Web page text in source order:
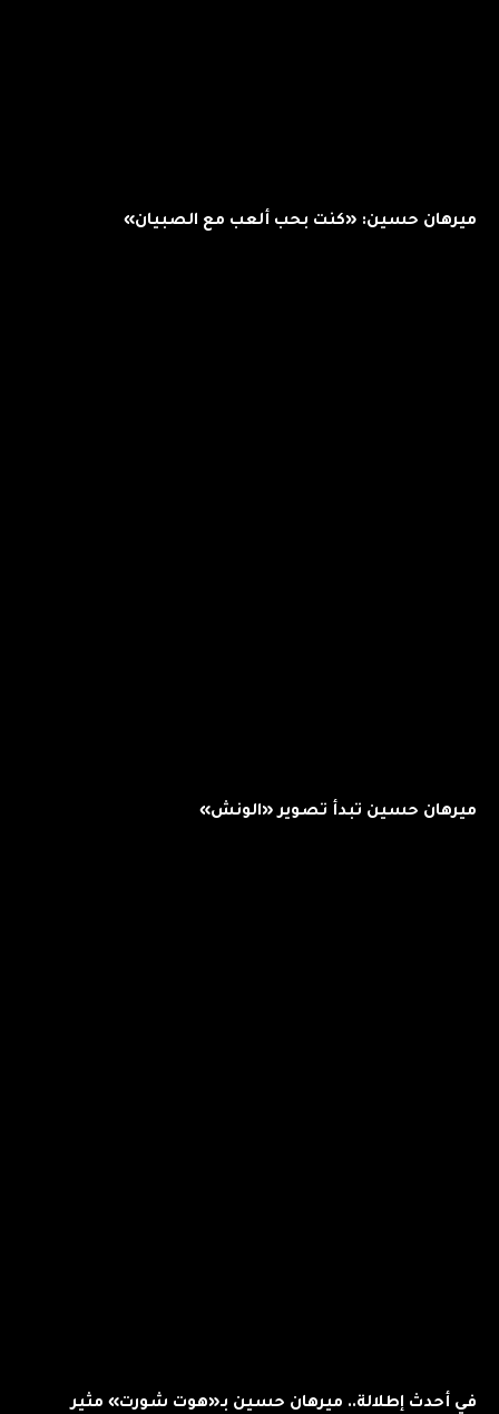
ميرهان حسين: «كنت بحب ألعب مع الصبيان»
ميرهان حسين تبدأ تصوير «الونش»
في أحدث إطلالة.. ميرهان حسين بـ«هوت شورت» مثير